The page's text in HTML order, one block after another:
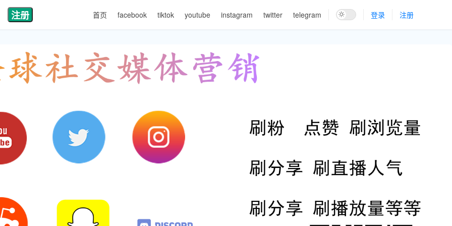
注册 首页 facebook tiktok youtube instagram twitter telegram 登录 注册